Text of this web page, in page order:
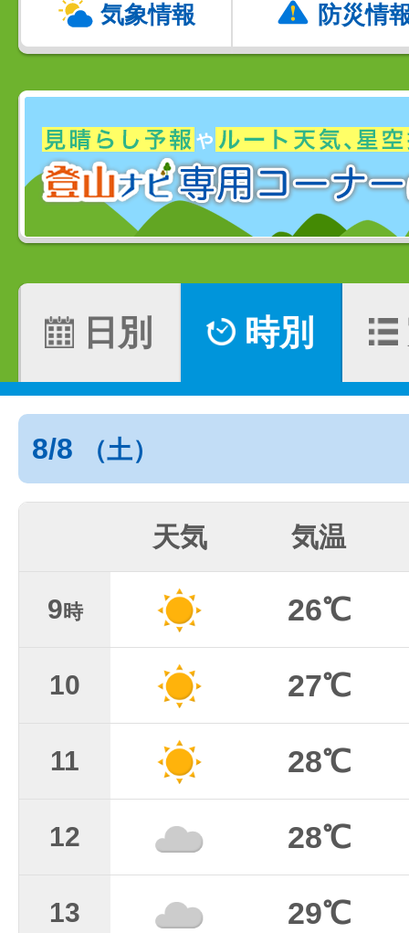
気象情報 防災情
日別 時別
8/8 （土）
天気 気温
9時 26℃
10 27℃
11 28℃
12 28℃
13 29℃